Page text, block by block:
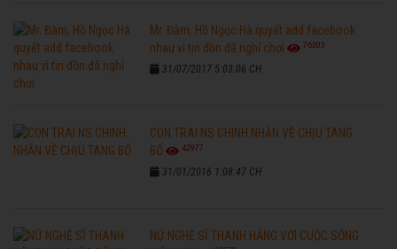
Mr. Đàm, Hồ Ngọc Hà quyết add facebook
nhau vì tin đồn đã nghỉ chơi
76303
31/07/2017 5:03:06 CH
CON TRAI NS CHINH NHẪN VỀ CHỊU TANG
BỐ
42977
31/01/2016 1:08:47 CH
NỮ NGHỆ SĨ THANH HẰNG VỚI CUỘC SỐNG